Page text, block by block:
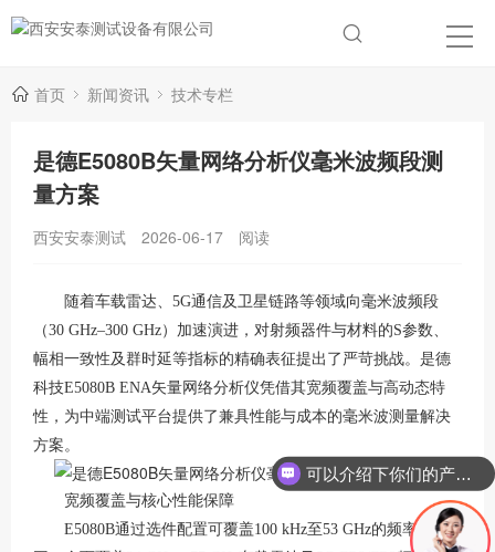
首页 新闻资讯 技术专栏
是德E5080B矢量网络分析仪毫米波频段测
量方案
西安安泰测试 2026-06-17 阅读
随着车载雷达、5G通信及卫星链路等领域向毫米波频段
（30 GHz–300 GHz）加速演进，对射频器件与材料的S参数、
幅相一致性及群时延等指标的精确表征提出了严苛挑战。是德
科技E5080B ENA矢量网络分析仪凭借其宽频覆盖与高动态特
性，为中端测试平台提供了兼具性能与成本的毫米波测量解决
方案。
宽频覆盖与核心性能保障
E5080B通过选件配置可覆盖100 kHz至53 GHz的频率范
可以介绍下你们的产品么？